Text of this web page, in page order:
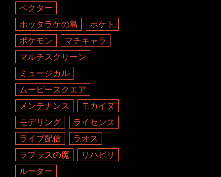
ベクター
ホッタラケの島
ポケト
ポケモン
マチキャラ
マルチスクリーン
ミュージカル
ムービースクエア
メンテナンス
モカイヌ
モデリング
ライセンス
ライブ配信
ラオス
ラプラスの魔
リハビリ
ルーター